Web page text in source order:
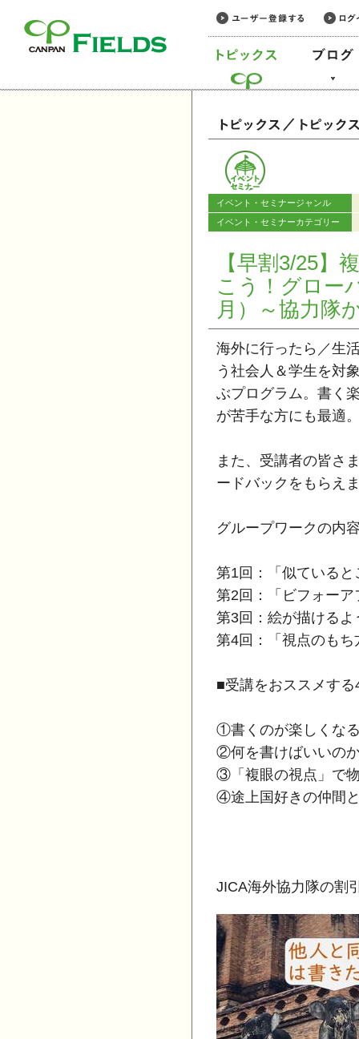
カテゴリー
イベント・セミナージャンル
イベント・セミナーカテゴリー
【早割3/25】
こう！グロー
月）～協力隊
海外に行ったら／生
う社会人＆学生を対
ぶプログラム。書く
が苦手な方にも最適
また、受講者の皆さ
ードバックをもらえ
グループワークの内
第1回：「似ている
第2回：「ビフォー
第3回：絵が描ける
第4回：「視点のも
■受講をおススメす
①書くのが楽しくな
②何を書けばいいの
③「複眼の視点」で
④途上国好きの仲間
JICA海外協力隊の割